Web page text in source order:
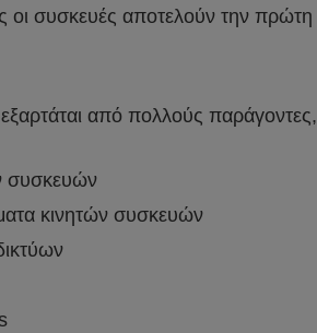
οι συσκευές αποτελούν την
εξαρτάται από πολλούς
συσκευών
κινητών συσκευών